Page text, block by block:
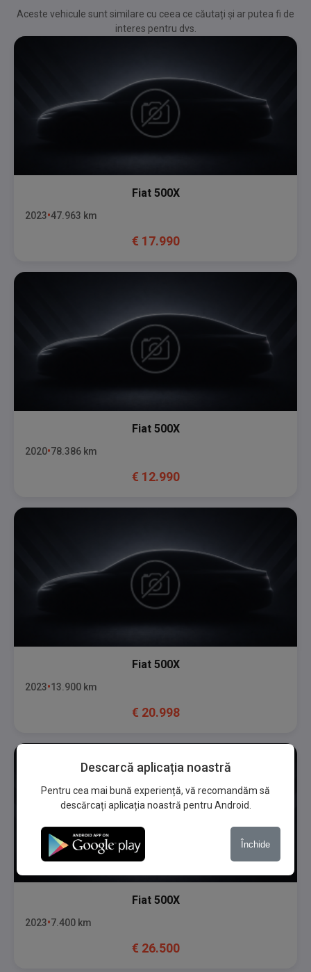
Aceste vehicule sunt similare cu ceea ce căutați și ar putea fi de
interes pentru dvs.
Fiat 500X
2023 47.963 km
€ 17.990
Fiat 500X
2020 78.386 km
€ 12.990
Fiat 500X
2023 13.900 km
€ 20.998
Fiat 500X
2023 7.400 km
€ 26.500
Descarcă aplicația noastră
Pentru cea mai bună experiență, vă recomandăm să
descărcați aplicația noastră pentru Android.
Închide